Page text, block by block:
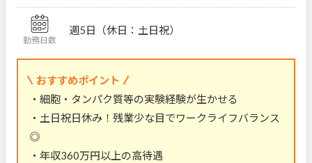
勤務日数
週5日（休日：土日祝）
おすすめポイント
・細胞・タンパク質等の実験経験が生かせる
・土日祝日休み！残業少な目でワークライフバランス
◎
・年収360万円以上の高待遇